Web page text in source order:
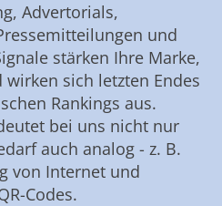
Advertorials,
und
stärken Ihre Marke,
sich letzten Endes
Rankings aus.
bei uns nicht nur
auch analog - z. B.
von Internet und
Codes.